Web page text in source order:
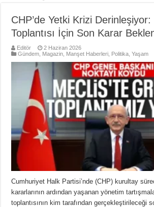
CHP’de Yetki Krizi
Toplantısı İçin Son Karar
Editör
2 Haziran 2026
Gündem Magazin Manşet Haberleri Politika ,Yaşam
Cumhuriyet Halk Partisi’nde (CHP) kurultay
kararlarının ardından yaşanan yönetim
toplantısının kim tarafından gerçekleştirileceği